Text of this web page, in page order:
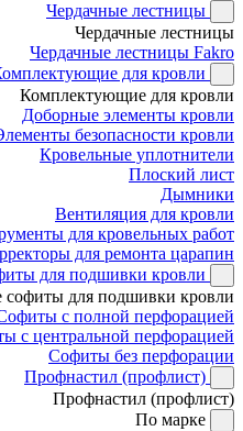
Чердачные лестницы
Чердачные лестницы
Чердачные лестницы Fakro
для кровли
Комплектующие для кровли
Доборные элементы кровли
безопасности кровли
Кровельные уплотнители
Плоский лист
Дымники
Вентиляция для кровли
для кровельных работ
для ремонта царапин
для подшивки кровли
софиты для подшивки кровли
с полной перфорацией
с центральной перфорацией
Софиты без перфорации
Профнастил (профлист)
Профнастил (профлист)
По марке